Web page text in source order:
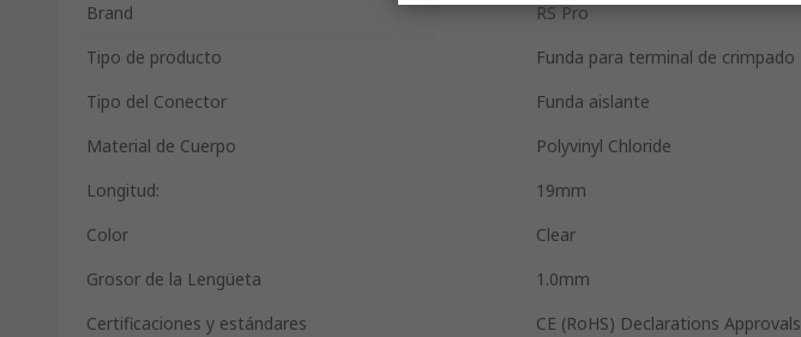
Brand
RS Pro
Tipo de producto
Funda para terminal de crimpado
Tipo del Conector
Funda aislante
Material de Cuerpo
Polyvinyl Chloride
Longitud:
19mm
Color
Clear
Grosor de la Lengüeta
1.0mm
Certificaciones y estándares
CE (RoHS) Declarations Approvals